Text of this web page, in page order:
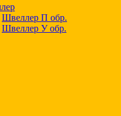
Швеллер П обр.
Швеллер У обр.